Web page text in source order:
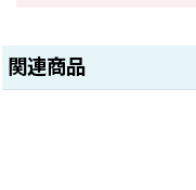
関連商品